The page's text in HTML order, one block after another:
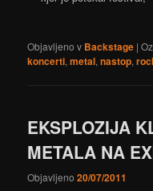
Objavljeno v Backstage |
koncerti,metal,nastop,
EKSPLOZIJA
METALA NA
Objavljeno20/07/2011